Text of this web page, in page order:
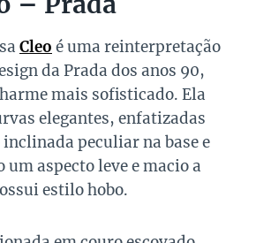
Cleo é uma reinterpretação
da Prada dos anos 90,
mais sofisticado. Ela
elegantes, enfatizadas
peculiar na base e
aspecto leve e macio a
estilo hobo.